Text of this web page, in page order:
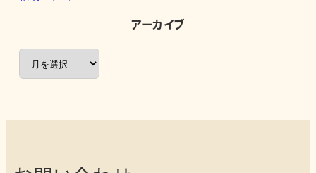
アーカイブ
ー